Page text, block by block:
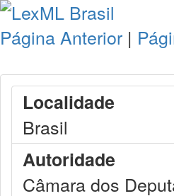
Página Anterior |
Localidade
Brasil
Autoridade
Câmara dos